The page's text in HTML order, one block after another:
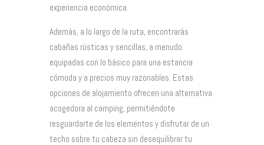
experiencia económica.
Además, a lo largo de la ruta, encontrarás
cabañas rústicas y sencillas, a menudo
equipadas con lo básico para una estancia
cómoda y a precios muy razonables. Estas
opciones de alojamiento ofrecen una alternativa
acogedora al camping, permitiéndote
resguardarte de los elementos y disfrutar de un
techo sobre tu cabeza sin desequilibrar tu